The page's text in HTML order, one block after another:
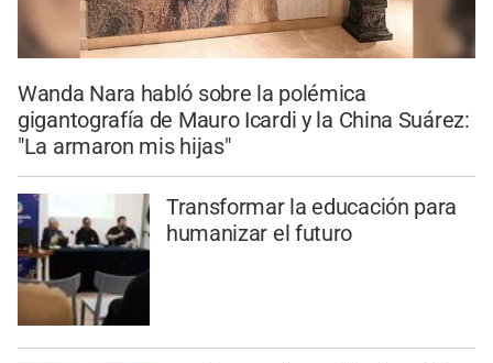
Wanda Nara habló sobre la polémica
gigantografía de Mauro Icardi y la China Suárez:
"La armaron mis hijas"
Transformar la educación para
humanizar el futuro